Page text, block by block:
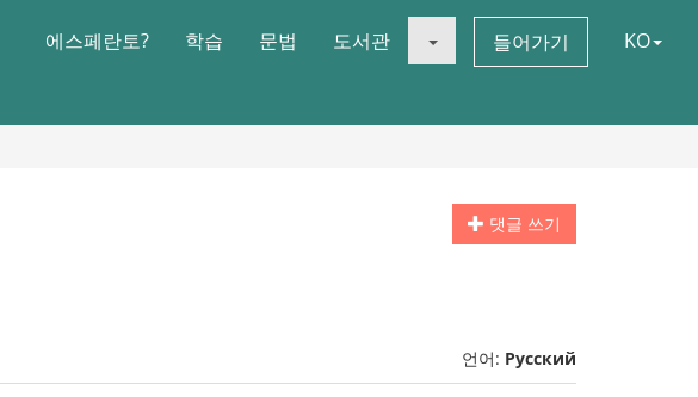
에스페란토? 학습 문법 도서관 들어가기 KO
댓글 쓰기
언어: Русский